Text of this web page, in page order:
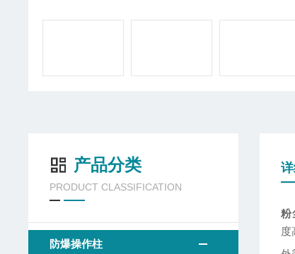
产品分类
PRODUCT CLASSIFICATION
防爆操作柱
粉
度